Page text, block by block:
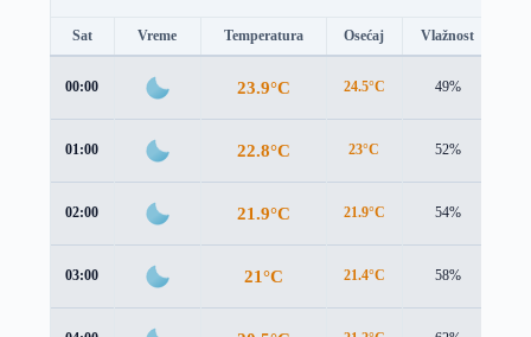
Sat Vreme Temperatura Osećaj Vlažnost
00:00 23.9°C 24.5°C 49%
01:00 22.8°C 23°C 52%
02:00 21.9°C 21.9°C 54%
03:00 21°C 21.4°C 58%